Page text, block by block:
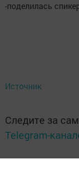
-поделилась
Источник
Следите за
Telegram-